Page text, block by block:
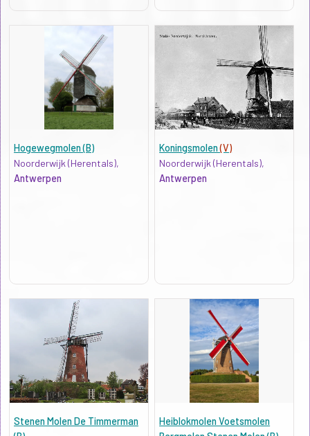
Hogewegmolen (B)
Noorderwijk (Herentals),
Antwerpen
Koningsmolen(V)
Noorderwijk (Herentals),
Antwerpen
Stenen Molen De Timmerman
Heiblokmolen Voetsmolen